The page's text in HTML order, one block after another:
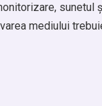
sunetul
mediului